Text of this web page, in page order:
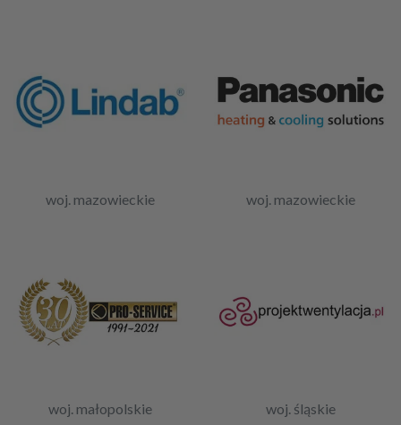
woj. mazowieckie woj. mazowieckie
woj. małopolskie woj. śląskie